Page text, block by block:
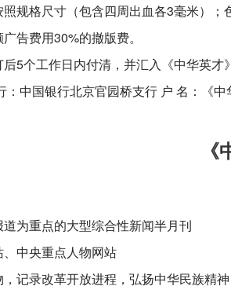
规格尺寸（包含四周出血各3毫米）
告费用30%的撤版费。
5个工作日内付清，并汇入《中华英才
：中国银行北京官园桥支行 户 名：《
华英才》
为重点的大型综合性新闻半月刊
中央重点人物网站
记录改革开放进程，弘扬中华民族精